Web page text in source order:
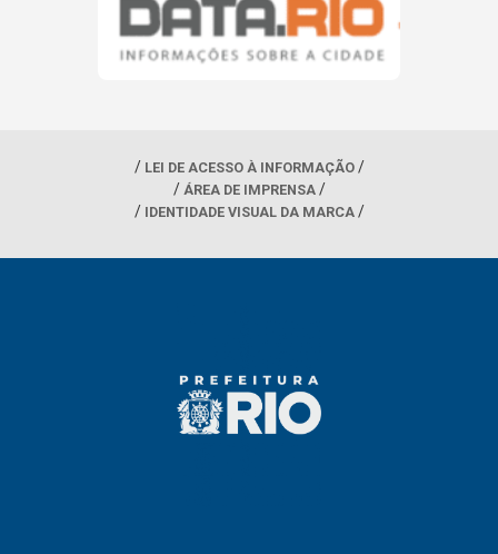
LEI DE ACESSO À INFORMAÇÃO
ÁREA DE IMPRENSA
IDENTIDADE VISUAL DA MARCA